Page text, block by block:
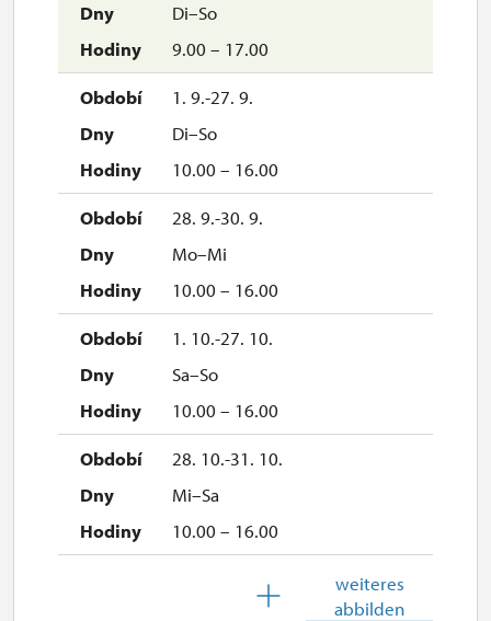
Di–So
9.00 – 17.00
1. 9.-27. 9.
Di–So
10.00 – 16.00
28. 9.-30. 9.
Mo–Mi
10.00 – 16.00
1. 10.-27. 10.
Sa–So
10.00 – 16.00
28. 10.-31. 10.
Mi–Sa
10.00 – 16.00
weiteres
abbilden